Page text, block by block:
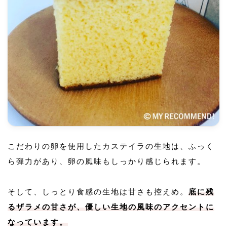
こだわりの卵を使用したカステイラの生地は、ふっく
ら弾力があり、卵の風味もしっかり感じられます。
そして、しっとり食感の生地は甘さも控えめ。 底に残
るザラメの甘さが、優しい生地の風味のアクセントに
なっています。